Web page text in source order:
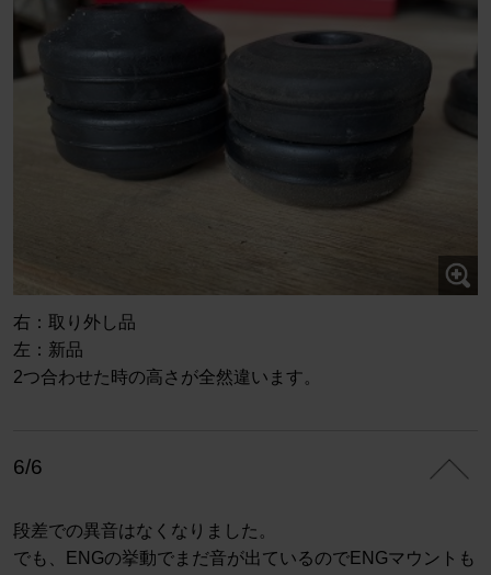
右：取り外し品
左：新品
2つ合わせた時の高さが全然違います。
6/6
段差での異音はなくなりました。
でも、ENGの挙動でまだ音が出ているのでENGマウントも